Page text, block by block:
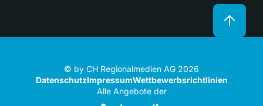
© by CH Regionalmedien AG 2026
DatenschutzImpressumWettbewerbsrichtlinien
Alle Angebote der